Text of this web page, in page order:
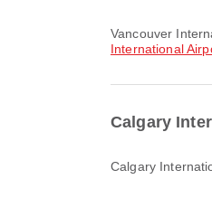
Vancouver
International
Calgary
Calgary